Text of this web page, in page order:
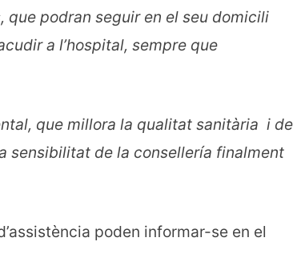
podran seguir en el seu domicili
a l’hospital, sempre que
que millora la qualitat sanitària i de
sensibilitat de la consellería finalment
poden informar-se en el